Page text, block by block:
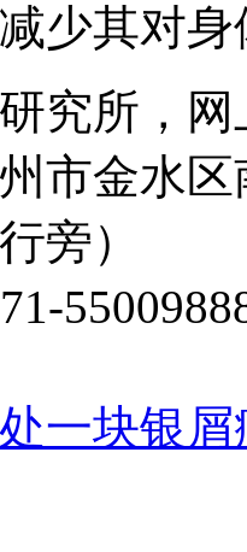
少其对
究所，
市金水
旁）
一块银